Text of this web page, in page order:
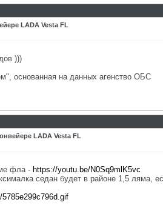
LADA Vesta FL
)))
основанная на данных агенство ОБС
LADA Vesta FL
фла - https://youtu.be/N0Sq9mlK5vc
седан будет в районе 1,5 ляма,